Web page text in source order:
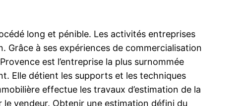
long et pénible. Les activités entreprises
Grâce à ses expériences de commercialisation
est l’entreprise la plus surnommée
Elle détient les supports et les techniques
effectue les travaux d’estimation de la
vendeur. Obtenir une estimation défini du